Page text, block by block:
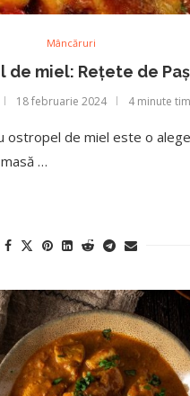
Mâncăruri
de miel: Rețete de
18 februarie 2024 4 minute
ostropel de miel este o
…